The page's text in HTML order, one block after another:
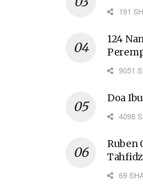
191
124
9051
Doa
4098
Ruben
Tahfidz
69